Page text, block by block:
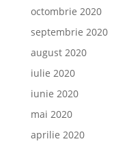
octombrie 2020
septembrie 2020
august 2020
iulie 2020
iunie 2020
mai 2020
aprilie 2020